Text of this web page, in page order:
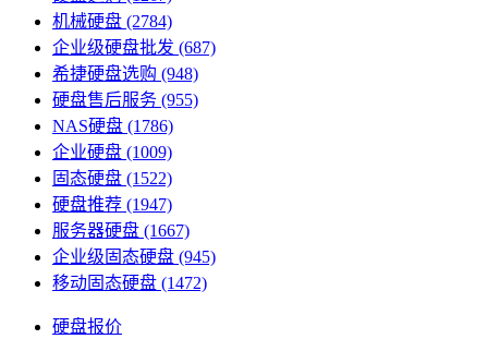
机械硬盘 (2784)
企业级硬盘批发 (687)
希捷硬盘选购 (948)
硬盘售后服务 (955)
NAS硬盘 (1786)
企业硬盘 (1009)
固态硬盘 (1522)
硬盘推荐 (1947)
服务器硬盘 (1667)
企业级固态硬盘 (945)
移动固态硬盘 (1472)
硬盘报价